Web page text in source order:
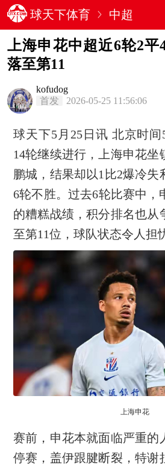
球天下体育 中超
上海申花中超近6轮2平
落至第11
kofudog
首发
2026-05-25 11:56:06
球天下5月25日讯 北京时
14轮继续进行，上海申花坐
鹏城，结果却以1比2爆冷失
6轮不胜。过去6轮比赛中，
的糟糕战绩，积分排名也从
至第11位，球队状态令人担
上海申花
赛前，申花本就面临严重的
停赛，盖伊跟腱断裂，特谢